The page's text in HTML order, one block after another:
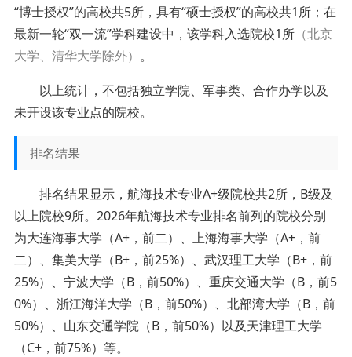
“博士授权”的高校共5所，具有“硕士授权”的高校共1所；在
最新一轮“双一流”学科建设中，该学科入选院校1所（北京
大学、清华大学除外） 。
以上统计，不包括独立学院、军事类、合作办学以及
未开设该专业点的院校。
排名结果
排名结果显示，航海技术专业A+级院校共2所，B级及
以上院校9所。2026年航海技术专业排名前列的院校分别
为大连海事大学（A+，前二）、上海海事大学（A+，前
二）、集美大学（B+，前25%）、武汉理工大学（B+，前
25%）、宁波大学（B，前50%）、重庆交通大学（B，前5
0%）、浙江海洋大学（B，前50%）、北部湾大学（B，前
50%）、山东交通学院（B，前50%）以及天津理工大学
（C+，前75%）等。